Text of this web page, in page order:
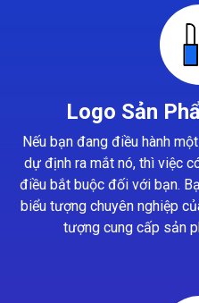
Logo Sản
Nếu bạn đang điều hành
dự định ra mắt nó, thì việc
điều bắt buộc đối với bạn.
biểu tượng chuyên nghiệp
tượng cung cấp sản